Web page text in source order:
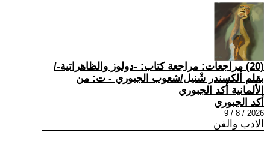
(20) مراجعات: مراجعة كتاب: -دولوز والظاهراتية-/
بقلم ألكسندر شْنيل/شعوب الجبوري - ت: من
الألمانية أكد الجبوري
أكد الجبوري
2026 / 8 / 9
الادب والفن